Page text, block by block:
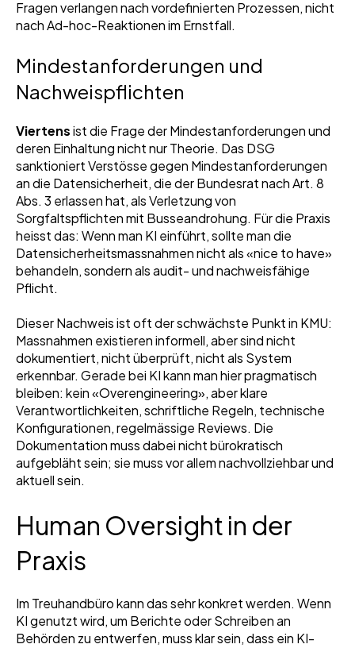
Fragen verlangen nach vordefinierten Prozessen, nicht
nach Ad-hoc-Reaktionen im Ernstfall.
Mindestanforderungen und
Nachweispflichten
Viertensist die Frage der Mindestanforderungen und
deren Einhaltung nicht nur Theorie. Das DSG
sanktioniert Verstösse gegen Mindestanforderungen
an die Datensicherheit, die der Bundesrat nach Art. 8
Abs. 3 erlassen hat, als Verletzung von
Sorgfaltspflichten mit Busseandrohung. Für die Praxis
heisst das: Wenn man KI einführt, sollte man die
Datensicherheitsmassnahmen nicht als «nice to have»
behandeln, sondern als audit- und nachweisfähige
Pflicht.
Dieser Nachweis ist oft der schwächste Punkt in KMU:
Massnahmen existieren informell, aber sind nicht
dokumentiert, nicht überprüft, nicht als System
erkennbar. Gerade bei KI kannman hier pragmatisch
bleiben: kein «Overengineering», aber klare
Verantwortlichkeiten,schriftliche Regeln, technische
Konfigurationen, regelmässige Reviews. Die
Dokumentation muss dabei nicht bürokratisch
aufgebläht sein; sie muss vor allem nachvollziehbar und
aktuell sein.
Human Oversight in der
Praxis
Im Treuhandbüro kann das sehr konkret werden. Wenn
KI genutzt wird, um Berichte oder Schreiben an
Behörden zu entwerfen, muss klar sein, dass ein KI-